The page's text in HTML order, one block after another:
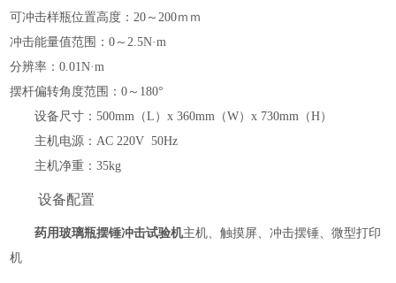
可冲击样瓶位置高度：20～200ｍｍ
冲击能量值范围：0～2.5N·m
分辨率 ：0.01N·m
摆杆偏转角度范围：0～180°
设备尺寸：500mm （L）x 360mm （W）x 730mm （H）
主机电源：AC 220V 50Hz
主机净重：35kg
设备配置
药用玻璃瓶摆锤冲击试验机主机、触摸屏、冲击摆锤、微型打印
机